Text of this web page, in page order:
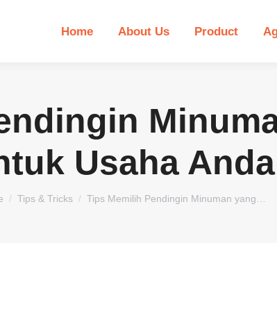
Home About Us Product
Usaha Anda
here:
Tips & Tricks Tips Memilih Pendingin Minuman yang…